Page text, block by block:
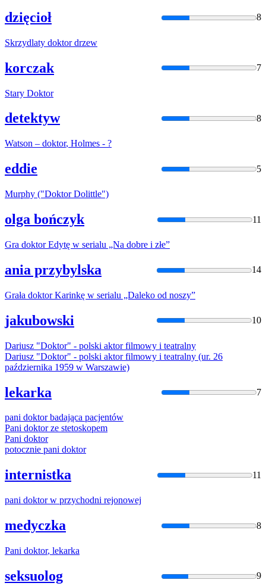
dzięcioł 8
Skrzydlaty doktordrzew
korczak 7
Stary Doktor
detektyw 8
Watson – doktor, Holmes - ?
eddie 5
Murphy ("DoktorDolittle")
olga bończyk 11
Gra doktorEdytę w serialu „Na dobre i złe”
ania przybylska 14
Grała doktorKarinkę w serialu „Daleko od noszy”
jakubowski 10
Dariusz "Doktor" - polski aktor filmowy i teatralny
Dariusz "Doktor" - polski aktor filmowy i teatralny (ur. 26
października 1959 w Warszawie)
lekarka 7
pani doktorbadająca pacjentów
Pani doktorze stetoskopem
Pani doktor
potocznie pani doktor
internistka 11
pani doktorw przychodni rejonowej
medyczka 8
Pani doktor, lekarka
seksuolog 9